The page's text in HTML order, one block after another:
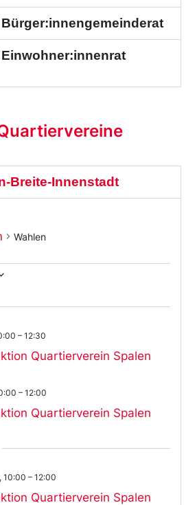
Breite-Innenstadt
Wahlen
Quartierverein Spalen
– 12:30
Quartierverein Spalen
– 12:00
Quartierverein Spalen
10:00 – 12:00